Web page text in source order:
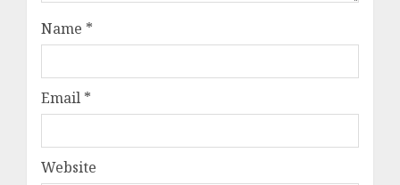
Name *
Email *
Website